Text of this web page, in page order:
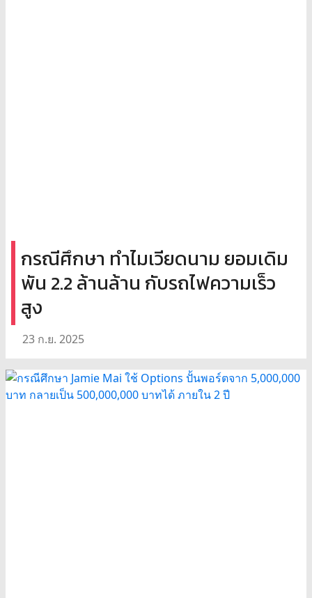
กรณีศึกษา ทำไมเวียดนาม ยอมเดิม
พัน 2.2 ล้านล้าน กับรถไฟความเร็ว
สูง
23 ก.ย. 2025